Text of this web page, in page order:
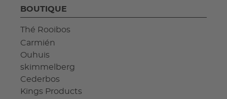
BOUTIQUE
Thé Rooibos
Carmién
Ouhuis
skimmelberg
Cederbos
Kings Products